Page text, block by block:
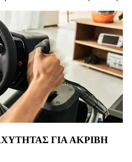
ΓΙΑ ΑΚΡΙΒΗ